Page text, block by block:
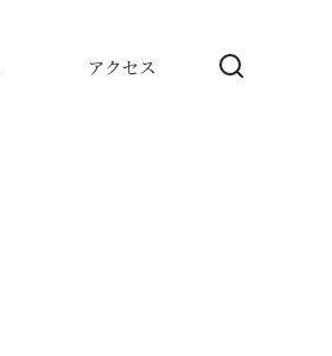
アクセス